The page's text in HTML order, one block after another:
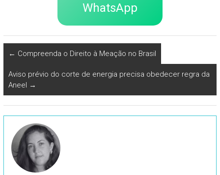
WhatsApp
← Compreenda o Direito à Meação no Brasil
Aviso prévio do corte de energia precisa obedecer regra da
Aneel →